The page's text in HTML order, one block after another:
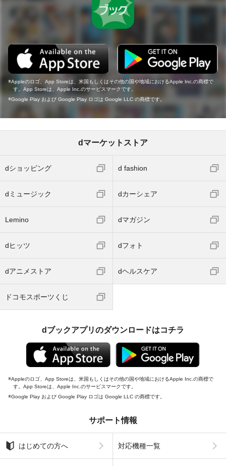
Appleのロゴ、App Storeは、米国もしくはその他の国や地域におけるApple Inc.の商標で
す。App Storeは、Apple Inc.のサービスマークです。
Google Play および Google Play ロゴは Google LLC の商標です。
dマーケットストア
dショッピング d fashion
dミュージック dカーシェア
Lemino dマガジン
dヒッツ dフォト
dアニメストア dヘルスケア
ドコモスポーツくじ
dブックアプリのダウンロードはコチラ
Appleのロゴ、App Storeは、米国もしくはその他の国や地域におけるApple Inc.の商標で
す。App Storeは、Apple Inc.のサービスマークです。
Google Play および Google Play ロゴは Google LLC の商標です。
サポート情報
はじめての方へ 対応機種一覧